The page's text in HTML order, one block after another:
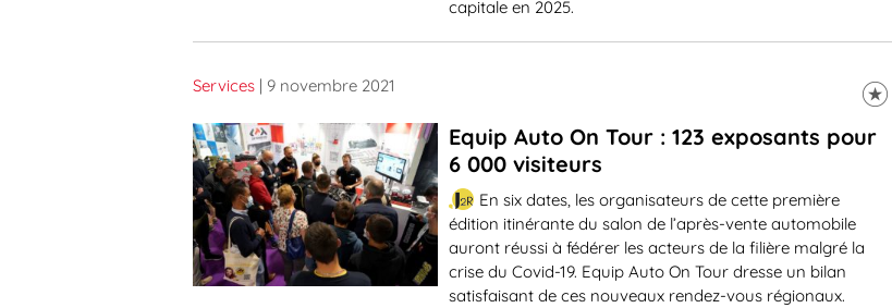
capitale en 2025.
Services | 9 novembre 2021
Equip Auto On Tour : 123 exposants pour
6 000 visiteurs
En six dates, les organisateurs de cette première
édition itinérante du salon de l’après-vente automobile
auront réussi à fédérer les acteurs de la filière malgré la
crise du Covid-19. Equip Auto On Tour dresse un bilan
satisfaisant de ces nouveaux rendez-vous régionaux.